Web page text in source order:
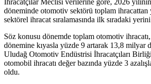
döneminde otomotiv sektörü toplam ihracattan
sektörel ihracat sıralamasında ilk sıradaki
Söz konusu dönemde toplam otomotiv ihracatı,
dönemine kıyasla yüzde 9 artarak 13,8 milyar
Uludağ Otomotiv Endüstrisi İhracatçıları
otomobil ihracatı değer bazında yüzde 3
oldu.